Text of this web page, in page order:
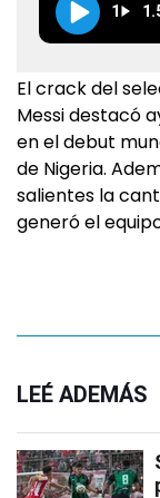
1
El crack del
Messi destacó
en el debut
de Nigeria.
salientes la
generó el
LEÉ ADEMÁS